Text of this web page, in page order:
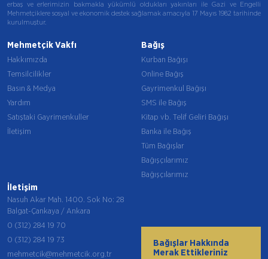
erbaş ve erlerimizin bakmakla yükümlü oldukları yakınları ile Gazi ve Engelli
Mehmetçiklere sosyal ve ekonomik destek sağlamak amacıyla 17 Mayıs 1982 tarihinde
kurulmuştur.
Mehmetçik Vakfı
Hakkımızda
Temsilcilikler
Basın & Medya
Yardım
Satıştaki Gayrimenkuller
İletişim
Bağış
Kurban Bağışı
Online Bağış
Gayrimenkul Bağışı
SMS ile Bağış
Kitap vb. Telif Geliri Bağışı
Banka ile Bağış
Tüm Bağışlar
Bağışçılarımız
Bağışçılarımız
İletişim
Nasuh Akar Mah. 1400. Sok No: 28
Balgat-Çankaya / Ankara
0 (312) 284 19 70
0 (312) 284 19 73
mehmetcik@mehmetcik.org.tr
Bağışlar Hakkında
Merak Ettikleriniz